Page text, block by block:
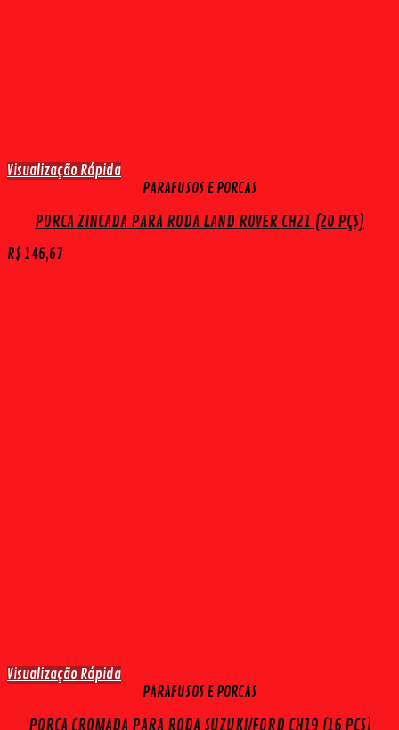
Visualização Rápida
PARAFUSOS E PORCAS
PORCA ZINCADA PARA RODA LAND ROVER CH21 (20 PÇS)
R$ 146,67
Visualização Rápida
PARAFUSOS E PORCAS
PORCA CROMADA PARA RODA SUZUKI/FORD CH19 (16 PÇS)